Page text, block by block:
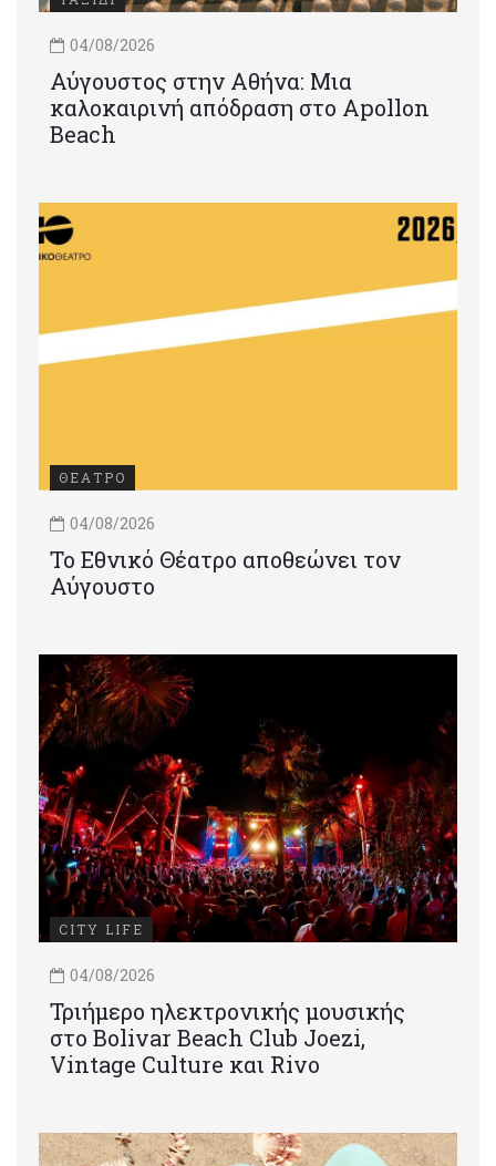
04/08/2026
Αύγουστος στην Αθήνα: Μια
καλοκαιρινή απόδραση στο Apollon
Beach
ΘΕΑΤΡΟ
04/08/2026
Το Εθνικό Θέατρο αποθεώνει τον
Αύγουστο
CITY LIFE
04/08/2026
Τριήμερο ηλεκτρονικής μουσικής
στο Bolivar Beach Club Joezi,
Vintage Culture και Rivo